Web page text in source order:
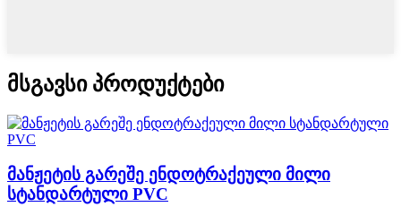
მსგავსი პროდუქტები
მანჟეტის გარეშე ენდოტრაქეული მილი
სტანდარტული PVC